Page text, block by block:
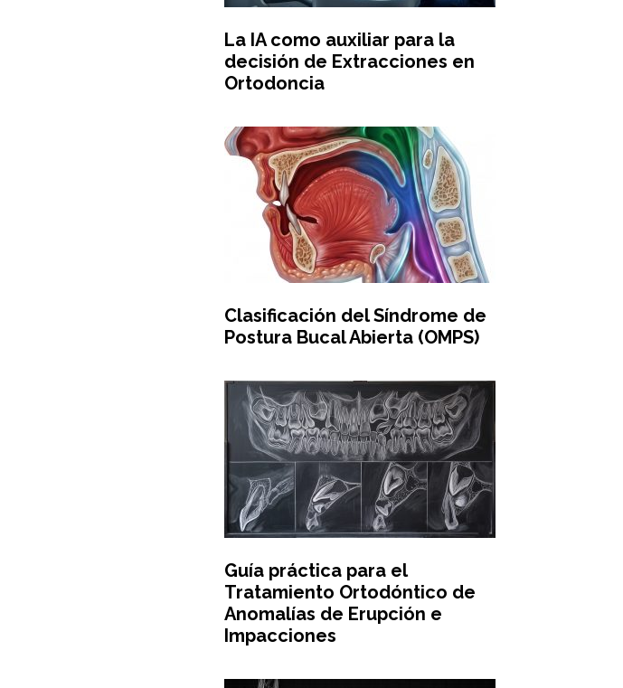
La IA como auxiliar para la
decisión de Extracciones en
Ortodoncia
Clasificación del Síndrome de
Postura Bucal Abierta (OMPS)
Guía práctica para el
Tratamiento Ortodóntico de
Anomalías de Erupción e
Impacciones